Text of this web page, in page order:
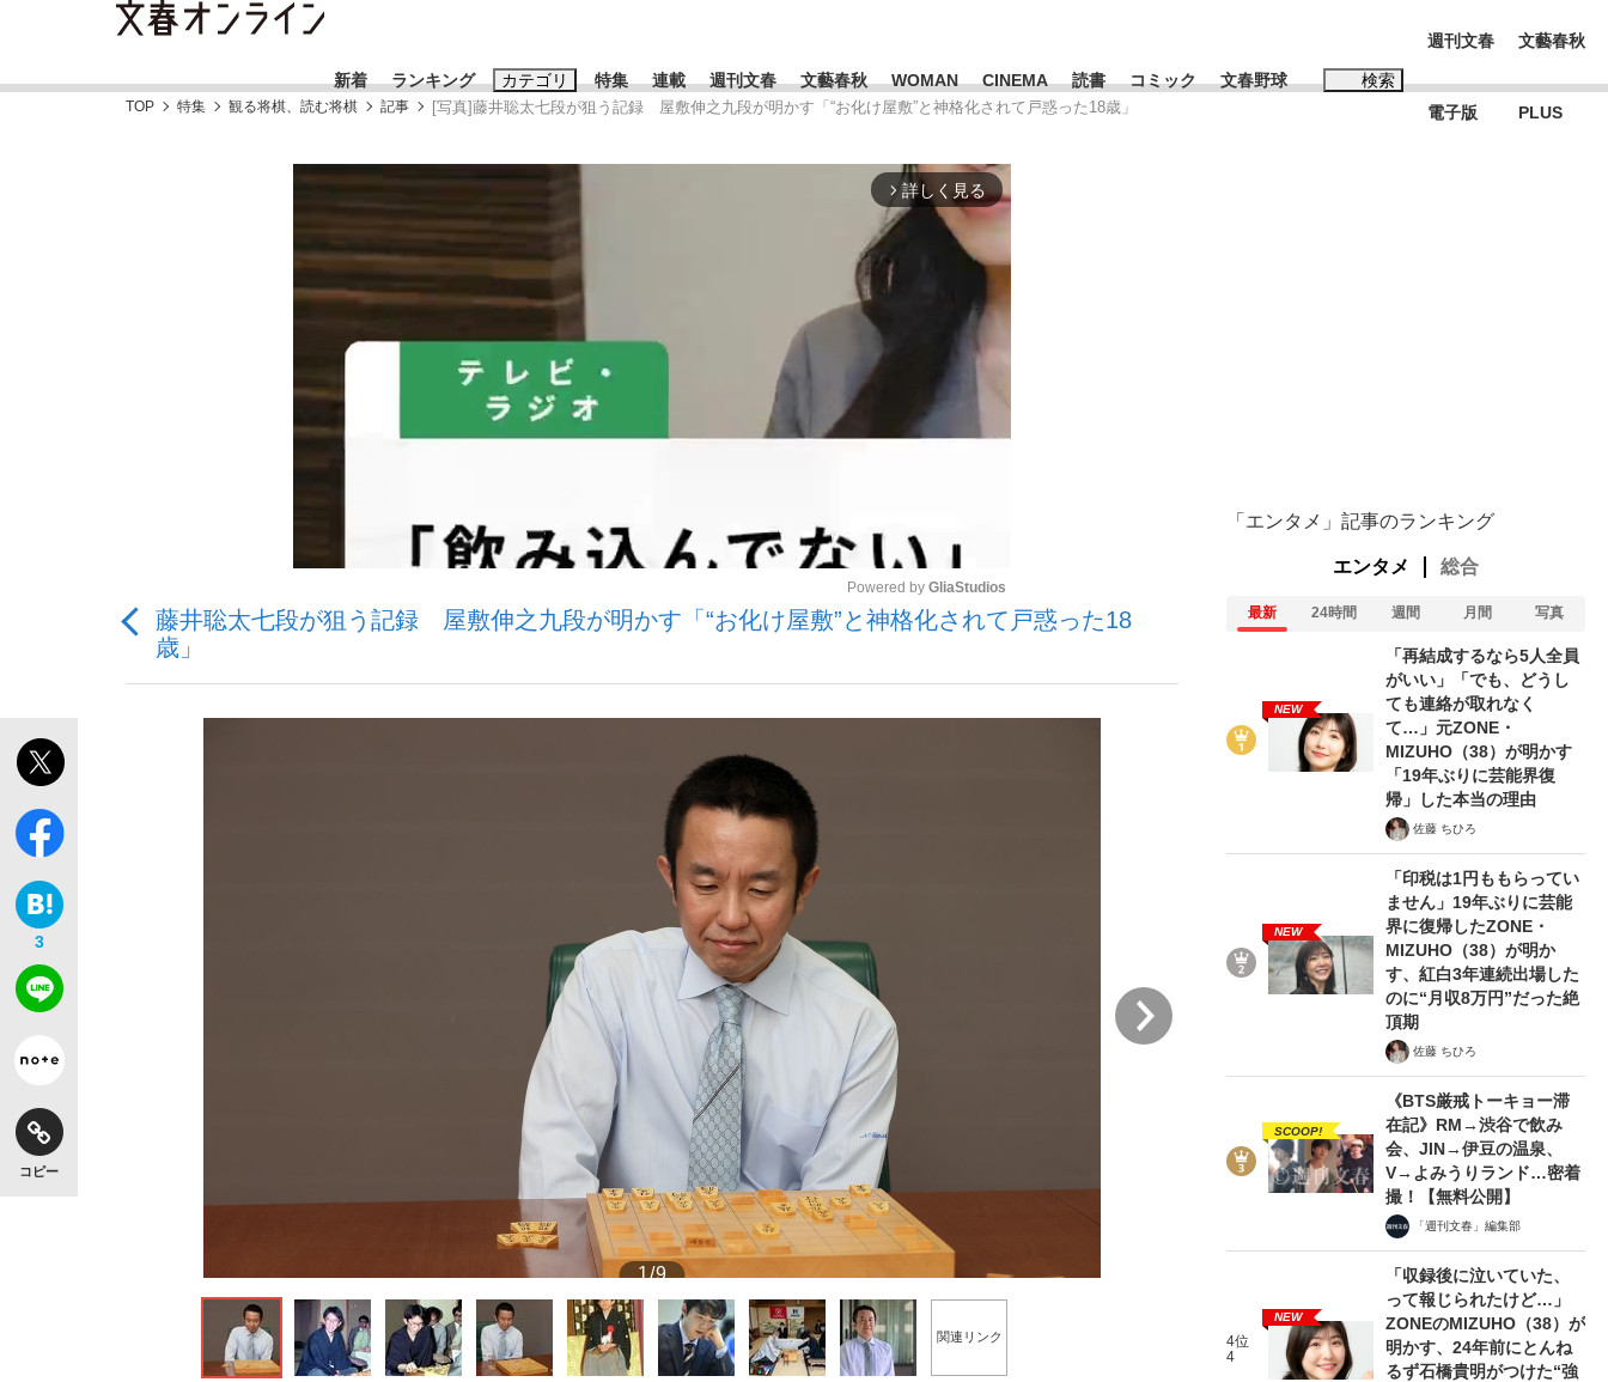
新着 ランキング カテゴリ
《BTS厳戒トーキョー滞在記》RM→渋谷で飲み会、JIN→伊豆の...
「敗因分析は一切聞かれなかった」侍ジャパン選手が証言した“NPB聞...
「クマが悪者扱いされているのが悲しい」『北の国から』倉本聰氏（91...
もっと見る
特集
観る将棋、読む将棋
もっと見る
連載 週刊文春 文藝春秋 WOMAN CINEMA 読書 コミック 文春野球 検索
おすすめのキーワードタグ一覧
#藤田晋 #三山凌輝 #森岡毅 #内田有紀
#亀和田武
週刊文春
電子版
文藝春秋
PLUS
TOP 特集 観る将棋、読む将棋 記事 [写真]藤井聡太七段が狙う記録 屋敷伸之九段が明かす「“お化け屋敷”と神格化されて戸惑った18歳」
arrow_forward_ios 詳しく見る
Powered by GliaStudios
藤井聡太七段が狙う記録 屋敷伸之九段が明かす「“お化け屋敷”と神格化されて戸惑った18
歳」
3
コピー
1/9
18歳6カ月という最年少タイトル獲得記録を持つ屋敷伸之九段 ©文藝春秋 関連リンク
「エンタメ」記事のランキング
エンタメ 総合
最新 24時間 週間 月間 写真
NEW
「再結成するなら5人全員
がいい」「でも、どうし
ても連絡が取れなく
て…」元ZONE・
MIZUHO（38）が明かす
「19年ぶりに芸能界復
帰」した本当の理由
佐藤 ちひろ
NEW
「印税は1円ももらってい
ません」19年ぶりに芸能
界に復帰したZONE・
MIZUHO（38）が明か
す、紅白3年連続出場した
のに“月収8万円”だった絶
頂期
佐藤 ちひろ
SCOOP!
《BTS厳戒トーキョー滞
在記》RM→渋谷で飲み
会、JIN→伊豆の温泉、
V→よみうりランド…密着
撮！【無料公開】
「週刊文春」編集部
4位
4
NEW
「収録後に泣いていた、
って報じられたけど…」
ZONEのMIZUHO（38）が
明かす、24年前にとんね
るず石橋貴明がつけた“強